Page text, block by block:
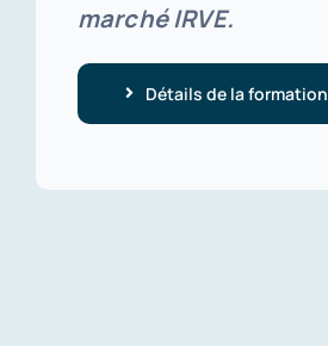
marché IRVE.
Détails de la formation